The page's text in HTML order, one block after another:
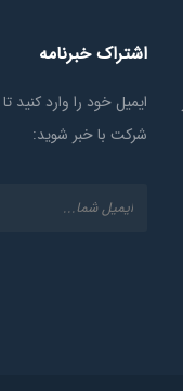
اشتراک خبرنامه
ایمیل خود را وارد کنید
شرکت با خبر شوید: